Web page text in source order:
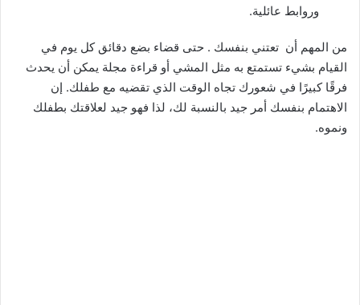
وروابط عائلية.
من المهم أن تعتني بنفسك . حتى قضاء بضع دقائق كل يوم في
القيام بشيء تستمتع به مثل المشي أو قراءة مجلة يمكن أن يحدث
فرقًا كبيرًا في شعورك تجاه الوقت الذي تقضيه مع طفلك. إن
الاهتمام بنفسك أمر جيد بالنسبة لك، لذا فهو جيد لعلاقتك بطفلك
ونموه.